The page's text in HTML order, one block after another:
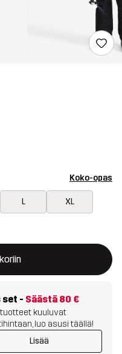
Koko-opas
L XL
uuden tuotteen
set - Säästä 80 €
tuotteet kuuluvat
luo asusi täällä!
Lisää